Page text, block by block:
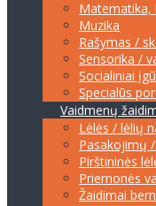
Matematika,
Muzika
Rašymas /
Sensorika /
Socialiniai
Specialūs
Vaidmenų
Lėlės / lėlių
Pasakojimų
Pirštininės
Priemonės
Žaidimai